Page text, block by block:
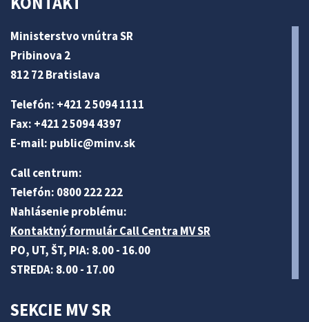
Ministerstvo vnútra SR
Pribinova 2
812 72 Bratislava
Telefón: +421 2 5094 1111
Fax: +421 2 5094 4397
E-mail: public@minv.sk
Call centrum:
Telefón: 0800 222 222
Nahlásenie problému:
Kontaktný formulár Call Centra MV SR
PO, UT, ŠT, PIA: 8.00 - 16.00
STREDA: 8.00 - 17.00
SEKCIE MV SR